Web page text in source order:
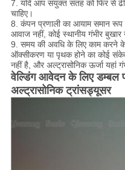
7. यदि आप संयुक्त सतह को फिर से
चाहिए।
8. कंपन प्रणाली का आयाम समान रूप
आवाज नहीं, कोई स्थानीय गंभीर बुखार
9. समय की अवधि के लिए काम करने
ऑक्सीकरण या पृथक होने का कोई संकेत
नहीं है, और अल्ट्रासोनिक ऊर्जा यहां
वेल्डिंग आवेदन के लिए डम्बल
अल्ट्रासोनिक ट्रांसड्यूसर